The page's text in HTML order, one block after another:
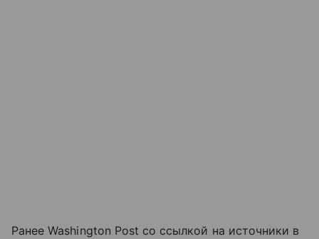
Ранее Washington Post со ссылкой на источники в